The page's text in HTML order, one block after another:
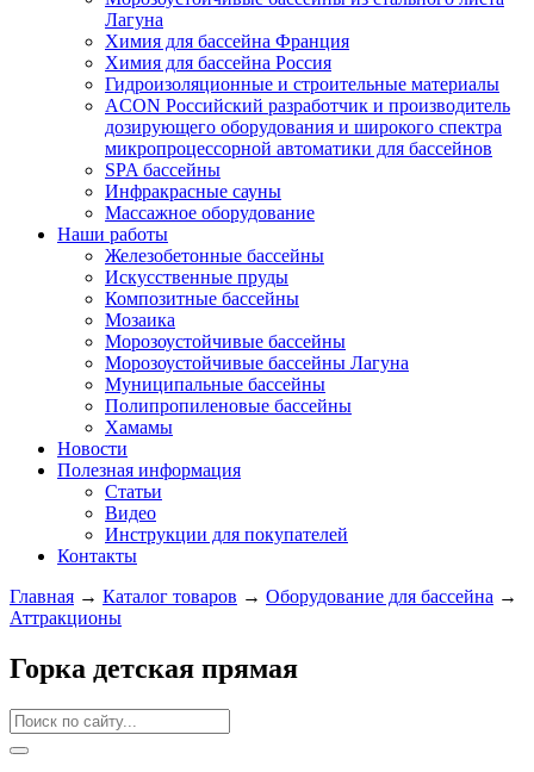
Лагуна
Химия для бассейна Франция
Химия для бассейна Россия
Гидроизоляционные и строительные материалы
ACON Российский разработчик и производитель
дозирующего оборудования и широкого спектра
микропроцессорной автоматики для бассейнов
SPA бассейны
Инфракрасные сауны
Массажное оборудование
Наши работы
Железобетонные бассейны
Искусственные пруды
Композитные бассейны
Мозаика
Морозоустойчивые бассейны
Морозоустойчивые бассейны Лагуна
Муниципальные бассейны
Полипропиленовые бассейны
Хамамы
Новости
Полезная информация
Статьи
Видео
Инструкции для покупателей
Контакты
Главная → Каталог товаров → Оборудование для бассейна →
Аттракционы
Горка детская прямая